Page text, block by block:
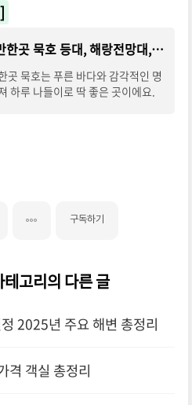
동해 가볼만한곳 묵호 등대, 해랑전망대, 스카이밸리까지 완벽 코스
곳 묵호는 푸른 바다와 감각적인 명
하루 나들이로 딱 좋은 곳이에요.
구독하기
고리의 다른 글
2025년 주요 해변 총정리
격 객실 총정리